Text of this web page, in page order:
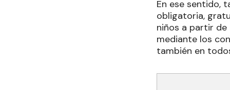
En ese sentido,
obligatoria,
niños a partir de
mediante los
también en